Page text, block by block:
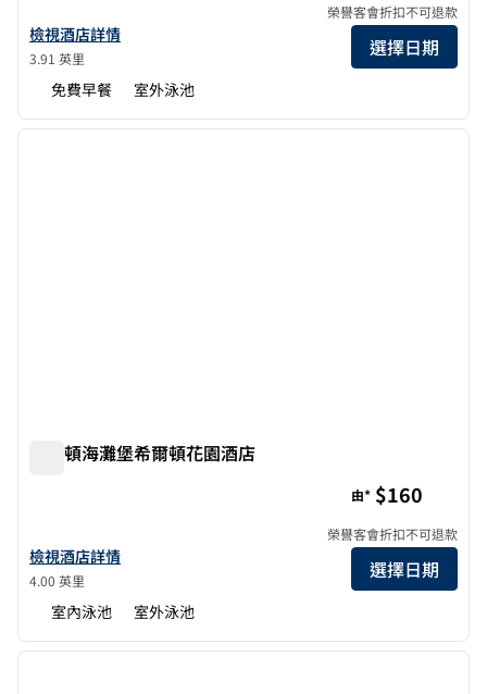
查看華爾頓海灘希爾頓歡朋酒店詳情
檢視酒店詳情
3.91 英里
榮譽客會折扣不可退款
選擇日期
免費早餐 室外泳池
1/12
第 1 頁，共 12 頁
下一
沃爾頓海灘堡希爾頓花園酒店
查看華爾頓海灘希爾頓花園酒店詳情
檢視酒店詳情
4.00 英里
由* $160
榮譽客會折扣不可退款
選擇日期
室內泳池 室外泳池
1/12
第 1 頁，共 12 頁
下一